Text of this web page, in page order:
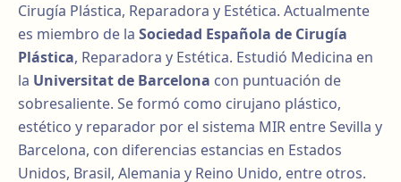
Cirugía Plástica, Reparadora y Estética. Actualmente
es miembro de la Sociedad Española de Cirugía
Plástica, Reparadora y Estética. Estudió Medicina en
la Universitat de Barcelona con puntuación de
sobresaliente. Se formó como cirujano plástico,
estético y reparador por el sistema MIR entre Sevilla y
Barcelona, con diferencias estancias en Estados
Unidos, Brasil, Alemania y Reino Unido, entre otros.